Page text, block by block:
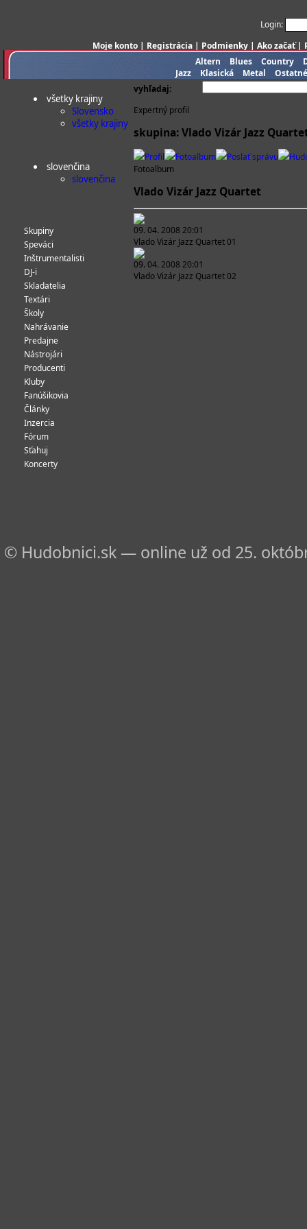
Login:
Moje konto | Registrácia | Podmienky | Ako začať|
Altern
Blues Country
Jazz
Klasická Metal
Ostatné
vyhľadaj:
všetky krajiny
Slovensko
všetky krajiny
slovenčina
slovenčina
Skupiny
Speváci
Inštrumentalisti
DJ-i
Skladatelia
Textári
Školy
Nahrávanie
Predajne
Nástrojári
Producenti
Kluby
Fanúšikovia
Články
Inzercia
Fórum
Sťahuj
Koncerty
Expertný profil
skupina: Vlado Vizár Jazz
Profil Fotoalbum Poslať správu
Fotoalbum
Vlado Vizár Jazz Quartet
09. 04. 2008 20:01
Vlado Vizár Jazz Quartet 01
09. 04. 2008 20:01
Vlado Vizár Jazz Quartet 02
© Hudobnici.sk — online už od 25.